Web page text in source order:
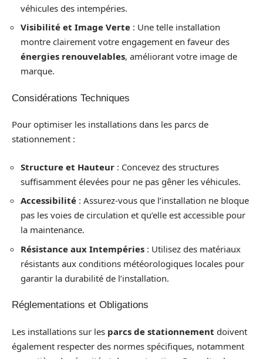
véhicules des intempéries.
Visibilité et Image Verte : Une telle installation
montre clairement votre engagement en faveur des
énergies renouvelables, améliorant votre image de
marque.
Considérations Techniques
Pour optimiser les installations dans les parcs de
stationnement :
Structure et Hauteur : Concevez des structures
suffisamment élevées pour ne pas gêner les véhicules.
Accessibilité : Assurez-vous que l’installation ne bloque
pas les voies de circulation et qu’elle est accessible pour
la maintenance.
Résistance aux Intempéries : Utilisez des matériaux
résistants aux conditions météorologiques locales pour
garantir la durabilité de l’installation.
Réglementations et Obligations
Les installations sur les parcs de stationnement doivent
également respecter des normes spécifiques, notamment